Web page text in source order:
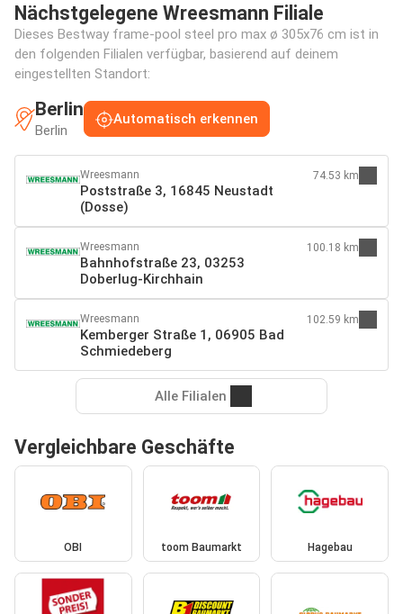
Nächstgelegene Wreesmann Filiale
Dieses Bestway frame-pool steel pro max ø 305x76 cm ist in
den folgenden Filialen verfügbar, basierend auf deinem
eingestellten Standort:
Berlin
Berlin
Automatisch erkennen
Wreesmann
Poststraße 3, 16845 Neustadt
(Dosse)
74.53 km
Wreesmann
Bahnhofstraße 23, 03253
Doberlug-Kirchhain
100.18 km
Wreesmann
Kemberger Straße 1, 06905 Bad
Schmiedeberg
102.59 km
Alle Filialen
Vergleichbare Geschäfte
OBI toom Baumarkt Hagebau